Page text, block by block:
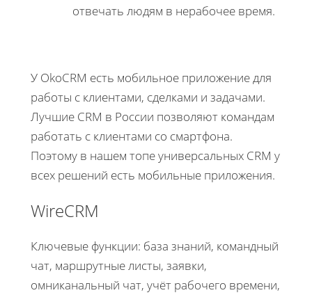
отвечать людям в нерабочее время.
У OkoCRM есть мобильное приложение для
работы с клиентами, сделками и задачами.
Лучшие CRM в России позволяют командам
работать с клиентами со смартфона.
Поэтому в нашем топе универсальных CRM у
всех решений есть мобильные приложения.
WireCRM
Ключевые функции: база знаний, командный
чат, маршрутные листы, заявки,
омниканальный чат, учёт рабочего времени,